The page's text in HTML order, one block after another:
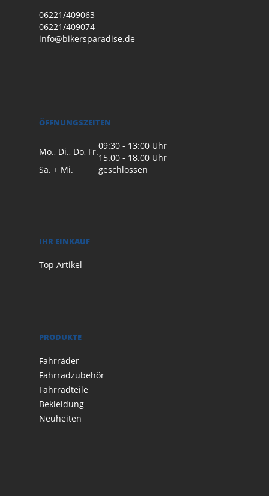
06221/409063
06221/409074
info@bikersparadise.de
ÖFFNUNGSZEITEN
Mo., Di., Do, Fr.
09:30 - 13:00 Uhr
15.00 - 18.00 Uhr
Sa. + Mi.
geschlossen
IHR EINKAUF
Top Artikel
PRODUKTE
Fahrräder
Fahrradzubehör
Fahrradteile
Bekleidung
Neuheiten